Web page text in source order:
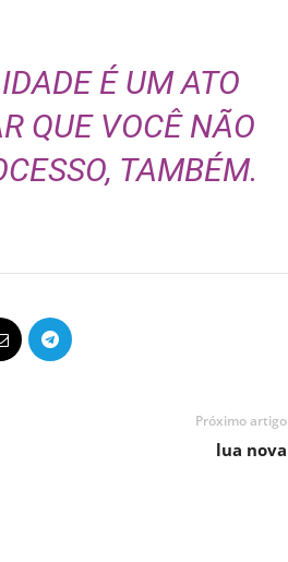
É UM ATO
QUE VOCÊ NÃO
TAMBÉM.
Próximo artigo
lua nova